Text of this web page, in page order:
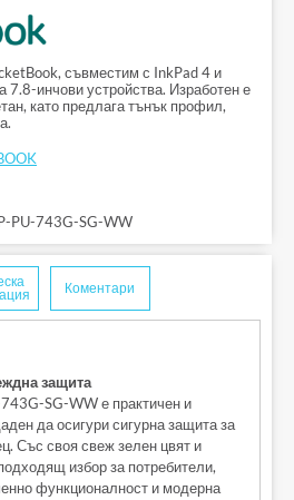
съвместим с InkPad 4 и
7.8-инчови устройства. Изработен е
като предлага тънък профил,
PU-743G-SG-WW
Коментари
защита
SG-WW е практичен и
да осигури сигурна защита за
Със своя свеж зелен цвят и
избор за потребители,
функционалност и модерна